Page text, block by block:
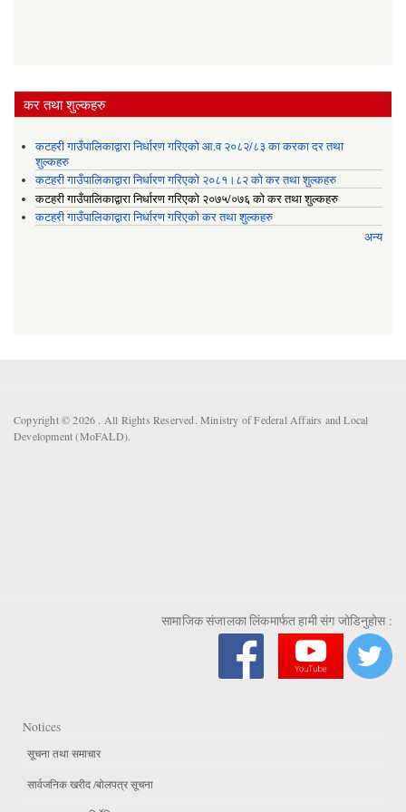
कर तथा शुल्कहरु
कटहरी गाउँपालिकाद्वारा निर्धारण गरिएको आ.व २०८२/८३ का करका दर तथा
शुल्कहरु
कटहरी गाउँपालिकाद्वारा निर्धारण गरिएको २०८१।८२ को कर तथा शुल्कहरु
कटहरी गाउँपालिकाद्वारा निर्धारण गरिएको २०७५/०७६ को कर तथा शुल्कहरु
कटहरी गाउँपालिकाद्वारा निर्धारण गरिएको कर तथा शुल्कहरु
अन्य
Copyright © 2026 . All Rights Reserved. Ministry of Federal Affairs and Local
Development (MoFALD).
सामाजिक संजालका लिंकमार्फत हामी संग जोडिनुहोस :
Notices
सूचना तथा समाचार
सार्वजनिक खरीद /बोलपत्र सूचना